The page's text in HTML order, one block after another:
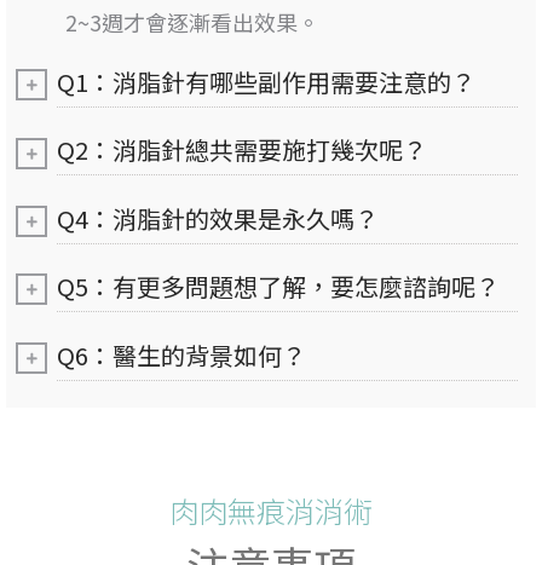
2~3週才會逐漸看出效果。
Q1：消脂針有哪些副作用需要注意的？
Q2：消脂針總共需要施打幾次呢？
Q4：消脂針的效果是永久嗎？
Q5：有更多問題想了解，要怎麼諮詢呢？
Q6：醫生的背景如何？
肉肉無痕消消術